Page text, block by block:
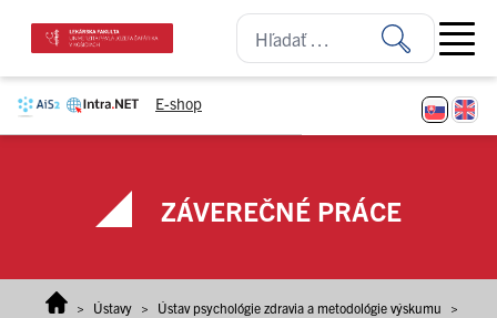
E-shop
Open
ZÁVEREČNÉ PRÁCE
> Ústavy > Ústav psychológie zdravia a metodológie výskumu
>